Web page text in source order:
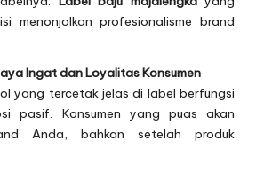
menonjolkan profesionalisme brand
Ingat dan Loyalitas Konsumen
yang tercetak jelas di label berfungsi
pasif. Konsumen yang puas akan
Anda, bahkan setelah produk